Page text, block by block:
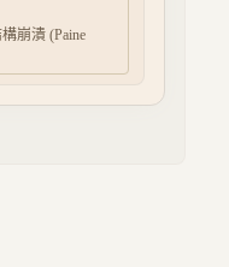
崩潰 (Paine